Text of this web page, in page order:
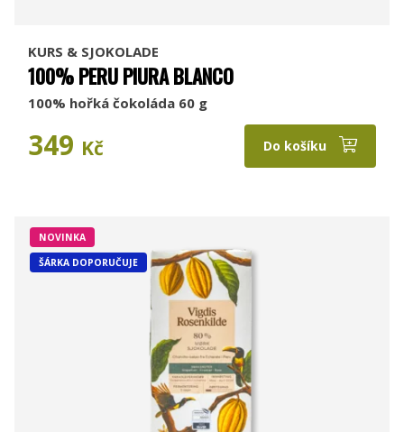
KURS & SJOKOLADE
100% PERU PIURA BLANCO
100% hořká čokoláda 60 g
349 Kč Do košíku
NOVINKA
ŠÁRKA DOPORUČUJE